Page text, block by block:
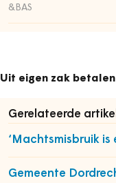
&BAS
Uit eigen zak betalen
Gerelateerde
‘Machtsmisbruik is
Gemeente